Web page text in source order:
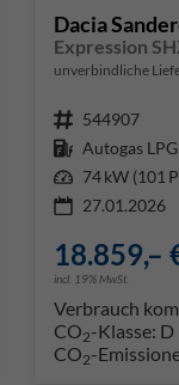
Dacia
Expression
unverbindliche
Fahrzeugnr. 544907
Kraftstoff Autogas LPG
Leistung 74 kW (101
27.01.2026
18.859,–
incl. 19% MwSt.
Verbrauch
CO2-Klasse: D
CO2-